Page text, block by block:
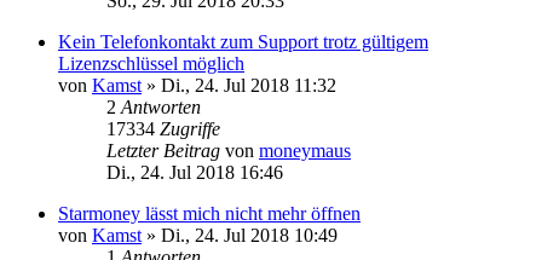
Kein Telefonkontakt zum Support trotz gültigem
Lizenzschlüssel möglich
von Kamst » Di., 24. Jul 2018 11:32
2 Antworten
17334 Zugriffe
Letzter Beitrag von moneymaus
Di., 24. Jul 2018 16:46
Starmoney lässt mich nicht mehr öffnen
von Kamst » Di., 24. Jul 2018 10:49